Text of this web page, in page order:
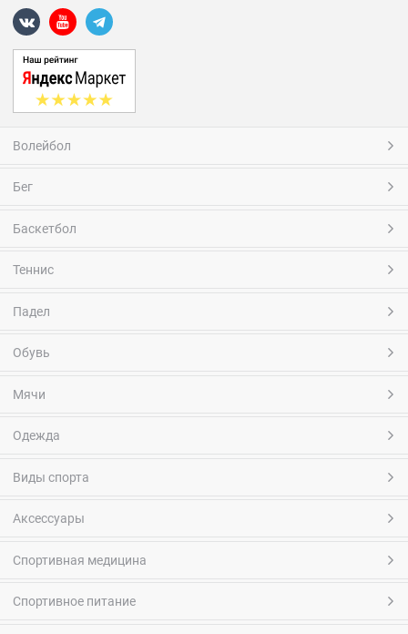
Волейбол
Бег
Баскетбол
Теннис
Падел
Обувь
Мячи
Одежда
Виды спорта
Аксессуары
Спортивная медицина
Спортивное питание